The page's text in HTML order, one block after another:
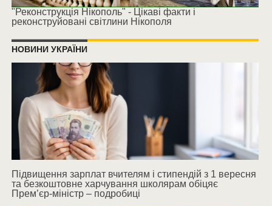
"Реконструкція Нікополь" - Цікаві факти і
реконструйовані світлини Нікополя
НОВИНИ УКРАЇНИ
Підвищення зарплат вчителям і стипендій з 1 вересня
та безкоштовне харчування школярам обіцяє
Прем’єр-міністр – подробиці